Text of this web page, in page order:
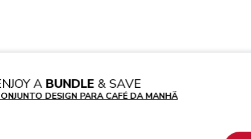
A BUNDLE & SAVE
DESIGN PARA CAFÉ DA MANHÃ